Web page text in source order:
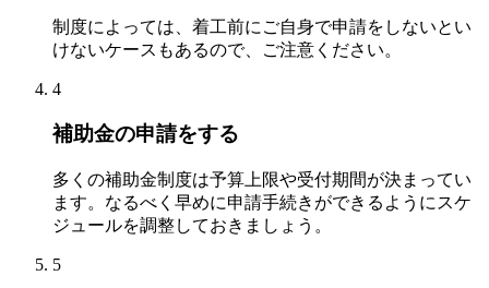
制度によっては、着工前にご自身で申請をしないとい
けないケースもあるので、ご注意ください。
4
補助金の申請をする
多くの補助金制度は予算上限や受付期間が決まってい
ます。なるべく早めに申請手続きができるようにスケ
ジュールを調整しておきましょう。
5